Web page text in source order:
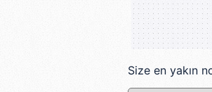
Size en yakın